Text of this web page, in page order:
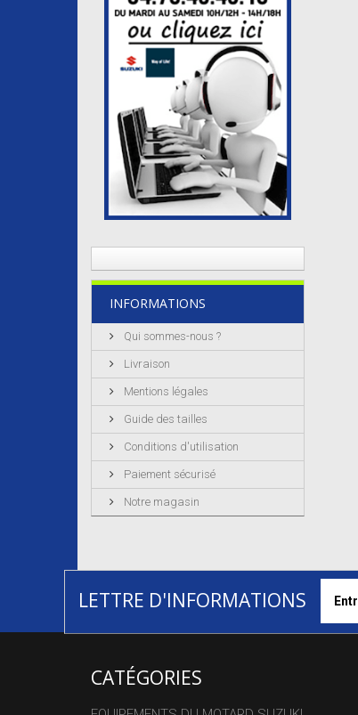
INFORMATIONS
Qui sommes-nous ?
Livraison
Mentions légales
Guide des tailles
Conditions d'utilisation
Paiement sécurisé
Notre magasin
LETTRE D'INFORMATIONS
CATÉGORIES